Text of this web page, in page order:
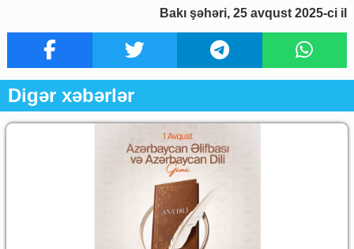
Bakı şəhəri, 25 avqust 2025-ci il
Digər xəbərlər